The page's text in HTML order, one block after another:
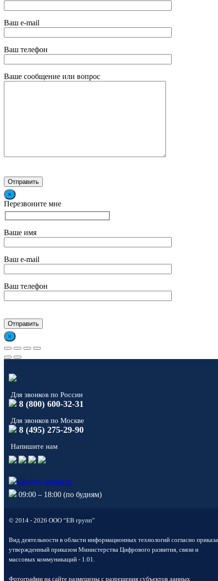
Ваш e-mail
Ваш телефон
Ваше сообщение или вопрос
×
Перезвоните мне
Ваше имя
Ваш e-mail
Ваш телефон
×
Для звонков по России
8 (800) 600-32-31
Для звонков по Москве
8 (495) 275-29-90
Напишите нам
sale@ev-group.ru
09:00 – 18:00 (по будням)
© 2014 - 2026 ООО “ЕВ групп”
Вид деятельности в области информационных технологий согласно приказа
утвержденный приказом Министерства Цифрового развития, связи и
массовых коммуникаций - 1.01.
Фотографии на сайте размещены с разрешения субъектов данных